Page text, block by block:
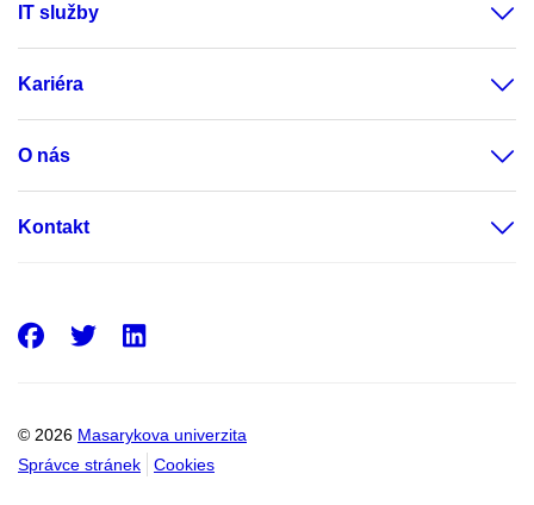
IT služby
Kariéra
O nás
Kontakt
© 2026 Masarykova univerzita
Správce stránek
Cookies
Facebook
Twitter